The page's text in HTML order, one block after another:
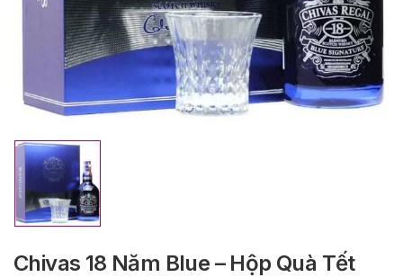
Chivas 18 Năm Blue – Hộp Quà Tết